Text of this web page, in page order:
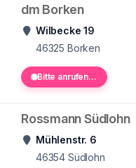
dm Borken
Wilbecke 19
46325 Borken
Bitte anrufen...
Rossmann Südlohn
Mühlenstr. 6
46354 Südlohn